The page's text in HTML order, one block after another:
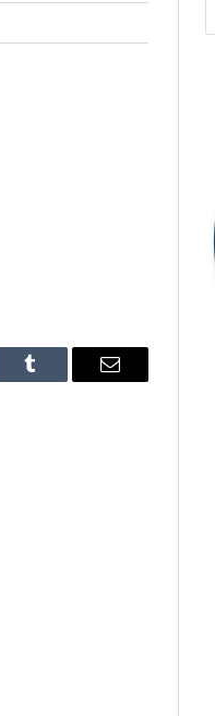
Tumblr
E-